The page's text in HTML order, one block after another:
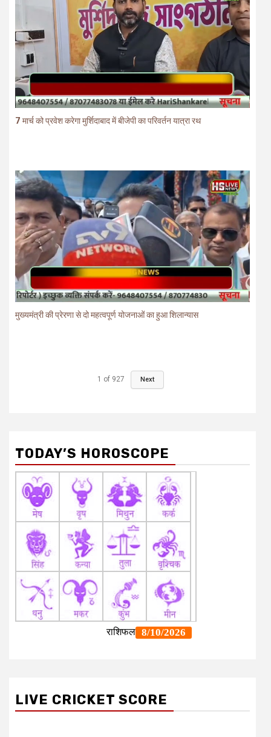
7 मार्च को प्रवेश करेगा मुर्शिदाबाद में बीजेपी का परिवर्तन यात्रा रथ
मुख्यमंत्री की प्रेरणा से दो महत्वपूर्ण योजनाओं का हुआ शिलान्यास
1 of 927 Next
TODAY’S HOROSCOPE
LIVE CRICKET SCORE